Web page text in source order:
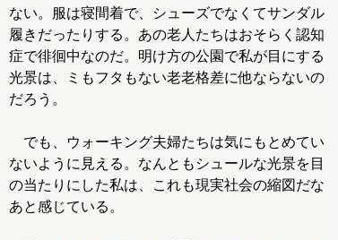
ない。服は寝間着で、シューズでなくてサンダル
履きだったりする。あの老人たちはおそらく認知
症で徘徊中なのだ。明け方の公園で私が目にする
光景は、ミもフタもない老老格差に他ならないの
だろう。
でも、ウォーキング夫婦たちは気にもとめてい
ないように見える。なんともシュールな光景を目
の当たりにした私は、これも現実社会の縮図だな
あと感じている。